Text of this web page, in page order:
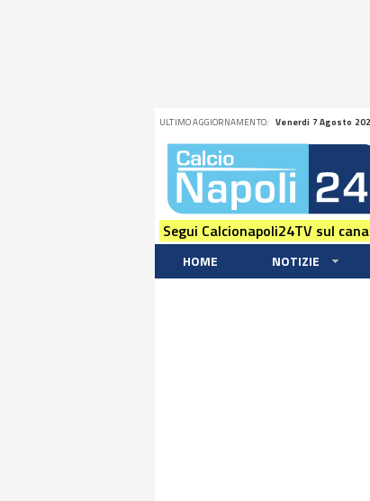
ULTIMO AGGIORNAMENTO: Venerdi 7 Agosto
Segui Calcionapoli24TV sul
HOME NOTIZIE